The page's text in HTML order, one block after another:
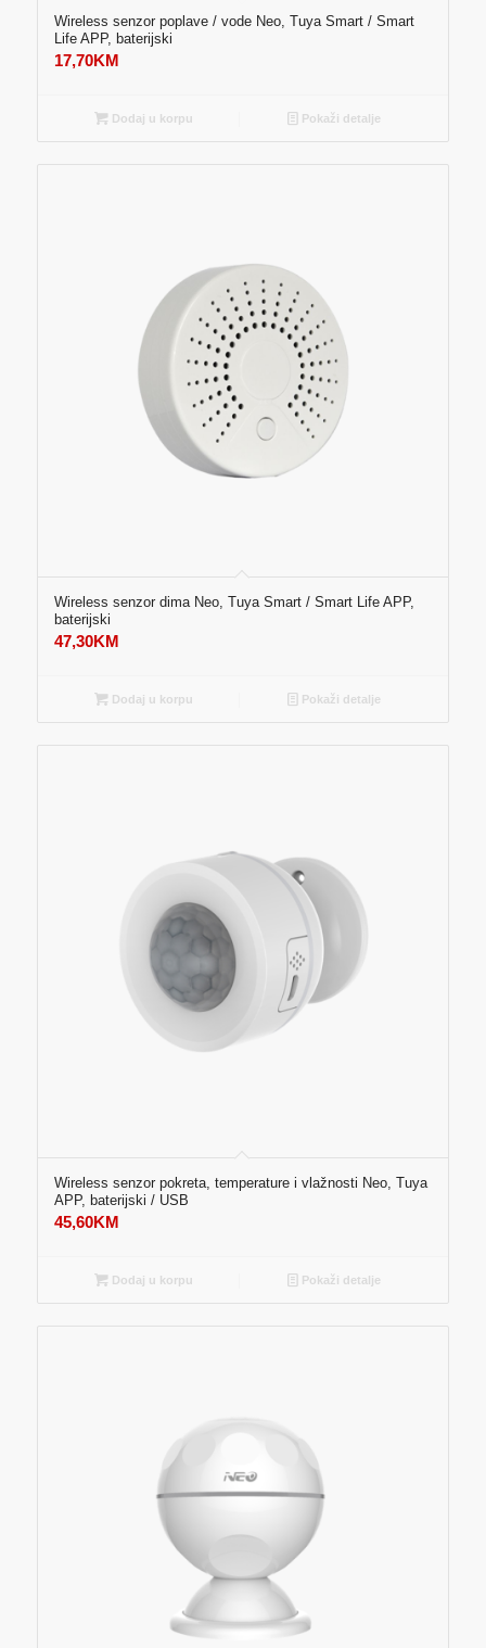
Wireless senzor poplave / vode Neo, Tuya Smart / Smart
Life APP, baterijski
17,70KM
Dodaj u korpu Pokaži detalje
Wireless senzor dima Neo, Tuya Smart / Smart Life APP,
baterijski
47,30KM
Dodaj u korpu Pokaži detalje
Wireless senzor pokreta, temperature i vlažnosti Neo, Tuya
APP, baterijski / USB
45,60KM
Dodaj u korpu Pokaži detalje